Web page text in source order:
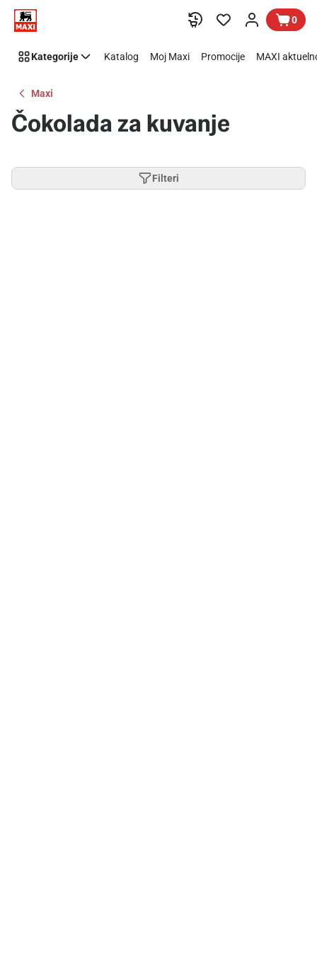
Preskoči link 0
Kategorije Katalog Moj Maxi Promocije MAXI
Maxi
Čokolada za kuvanje
Filteri